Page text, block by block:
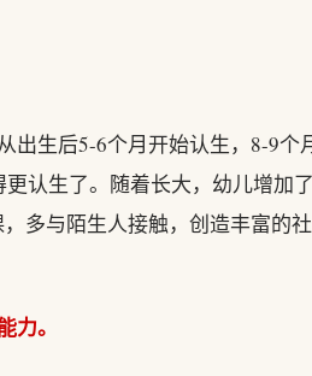
生后5-6个月开始认生，8-9个
认生了。随着长大，幼儿增加
多与陌生人接触，创造丰富的
。